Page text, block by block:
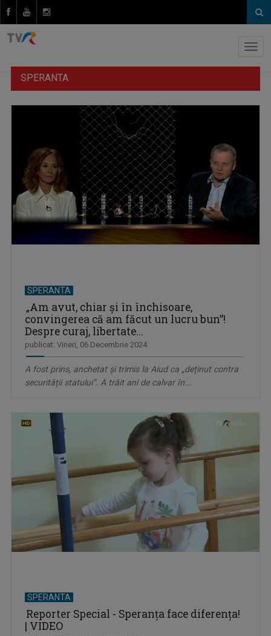
SPERANTA
SPERANTA
„Am avut, chiar și în închisoare,
convingerea că am făcut un lucru bun”!
Despre curaj, libertate...
publicat: Vineri, 06 Decembrie 2024
A fost prins, anchetat și trimis la Aiud ca „deținut contra
securității statului”. A trăit ani de calvar în...
SPERANTA
Reporter Special - Speranţa face diferenţa!
| VIDEO